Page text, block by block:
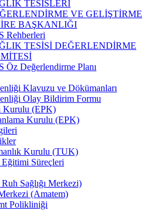
TESİSLERİ
VE GELİŞTİRME
BAŞKANLIĞI
Rehberleri
TESİSİ DEĞERLENDİRME
Öz Değerlendirme Planı
Klavuzu ve Dökümanları
Olay Bildirim Formu
Kurulu (EPK)
Kurulu (EPK)
Kurulu (TUK)
Eğitimi Süreçleri
Sağlığı Merkezi)
(Amatem)
Polikliniği